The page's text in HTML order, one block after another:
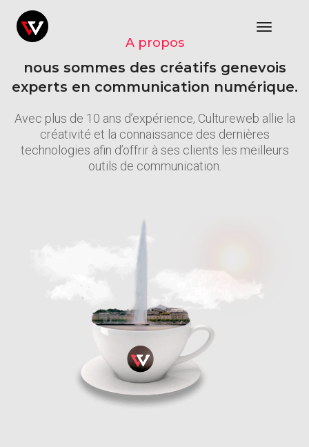
Toggle
A propos
nous sommes des créatifs genevois
experts en communication numérique.
Avec plus de 10 ans d’expérience, Cultureweb allie la
créativité et la connaissance des dernières
technologies afin d’offrir à ses clients les meilleurs
outils de communication.